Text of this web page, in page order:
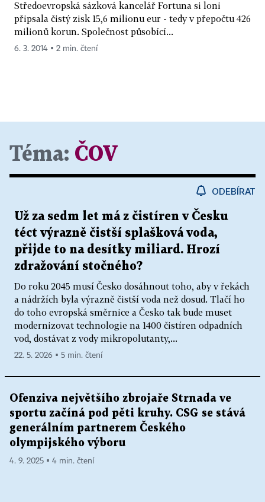
Středoevropská sázková kancelář Fortuna si loni
připsala čistý zisk 15,6 milionu eur - tedy v přepočtu 426
milionů korun. Společnost působící...
6. 3. 2014 ▪ 2 min. čtení
Téma: ČOV
ODEBÍRAT
Už za sedm let má z čistíren v Česku
téct výrazně čistší splašková voda,
přijde to na desítky miliard. Hrozí
zdražování stočného?
Do roku 2045 musí Česko dosáhnout toho, aby v řekách
a nádržích byla výrazně čistší voda než dosud. Tlačí ho
do toho evropská směrnice a Česko tak bude muset
modernizovat technologie na 1400 čistíren odpadních
vod, dostávat z vody mikropolutanty,...
22. 5. 2026 ▪ 5 min. čtení
Ofenziva největšího zbrojaře Strnada ve
sportu začíná pod pěti kruhy. CSG se stává
generálním partnerem Českého
olympijského výboru
4. 9. 2025 ▪ 4 min. čtení